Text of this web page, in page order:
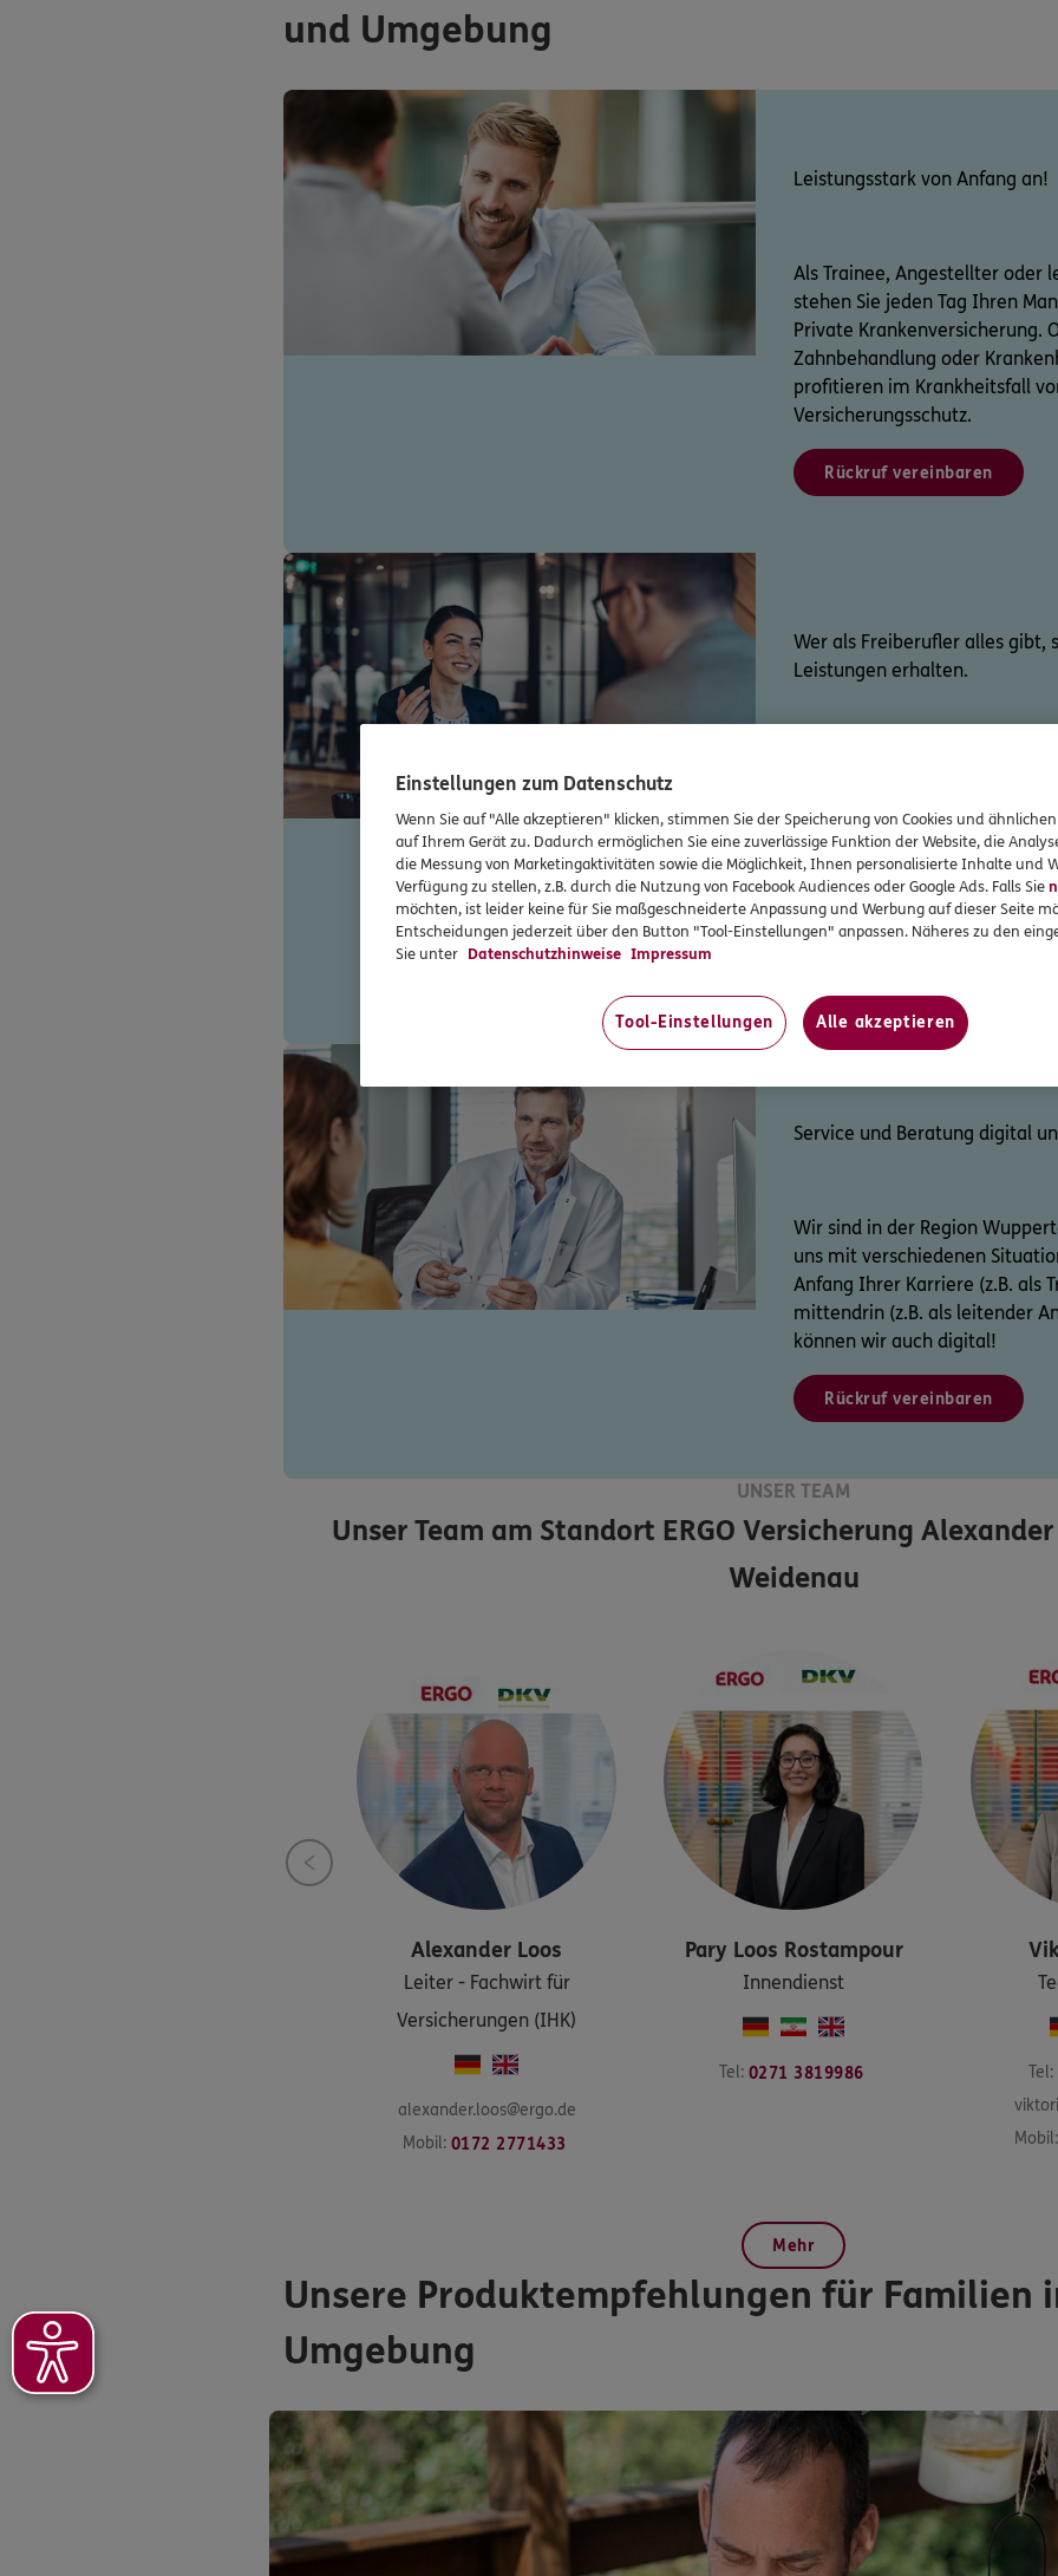
und Umgebung
Leistungsstark von Anfang an!
Als Trainee, Angestellter oder
stehen Sie jeden Tag Ihren
Private Krankenversicherung.
Zahnbehandlung oder
profitieren im Krankheitsfall
Versicherungsschutz.
Rückruf vereinbaren
Wer als Freiberufler alles gibt,
Leistungen erhalten.
Versicherungsgruppe.
exklusiven Konditionen in der
der umfassenden Versorgung,
abgestimmt ist.
Service und Beratung digital
Wir sind in der Region
uns mit verschiedenen
Anfang Ihrer Karriere (z.B. als
mittendrin (z.B. als leitender
können wir auch digital!
Rückruf vereinbaren
UNSER TEAM
Unser Team am Standort ERGO Versicherung
Weidenau
Alexander Loos
Leiter - Fachwirt für
Versicherungen (IHK)
alexander.loos@ergo.de
Mobil: 0172 2771433
Pary Loos Rostampour
Innendienst
Tel: 0271 3819986 Tel:
Mobil:
Mehr
Unsere Produktempfehlungen für Familien
Umgebung
Einstellungen zum Datenschutz
Wenn Sie auf "Alle akzeptieren" klicken, stimmen Sie der Speicherung von Cookies und
auf Ihrem Gerät zu. Dadurch ermöglichen Sie eine zuverlässige Funktion der Website, die
die Messung von Marketingaktivitäten sowie die Möglichkeit, Ihnen personalisierte Inhalte und
Verfügung zu stellen, z.B. durch die Nutzung von Facebook Audiences oder Google Ads. Falls Sie
möchten, ist leider keine für Sie maßgeschneiderte Anpassung und Werbung auf dieser Seite
Entscheidungen jederzeit über den Button "Tool-Einstellungen" anpassen. Näheres zu den
Sie unter Datenschutzhinweise Impressum
Tool-Einstellungen Alle akzeptieren